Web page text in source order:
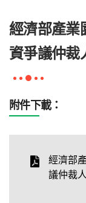
經濟部產業
資爭議仲裁
附件下載：
經濟部
議仲裁